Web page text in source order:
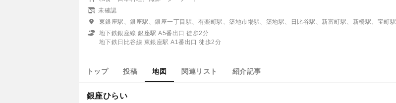
未確認
東銀座駅、銀座駅、銀座一丁目駅、有楽町駅、築地市場駅、築地駅、日比谷駅、新富町駅、新橋駅、宝町駅
地下鉄銀座線 銀座駅 A5番出口 徒歩2分
地下鉄日比谷線 東銀座駅 A1番出口 徒歩2分
トップ 投稿 地図 関連リスト 紹介記事
銀座ひらい